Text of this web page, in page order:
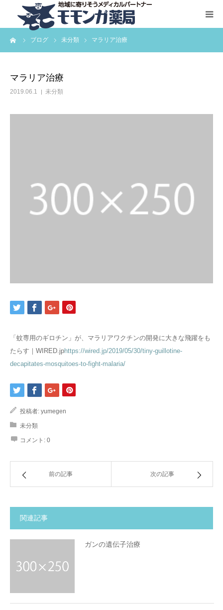
ブログ 未分類 マラリア治療
マラリア治療
2019.06.1 未分類
「蚊専用のギロチン」が、マラリアワクチンの開発に大きな飛躍をも
たらす｜WIRED.jphttps://wired.jp/2019/05/30/tiny-guillotine-
decapitates-mosquitoes-to-fight-malaria/
投稿者: yumegen
未分類
コメント: 0
前の記事 次の記事
関連記事
ガンの遺伝子治療
HOME